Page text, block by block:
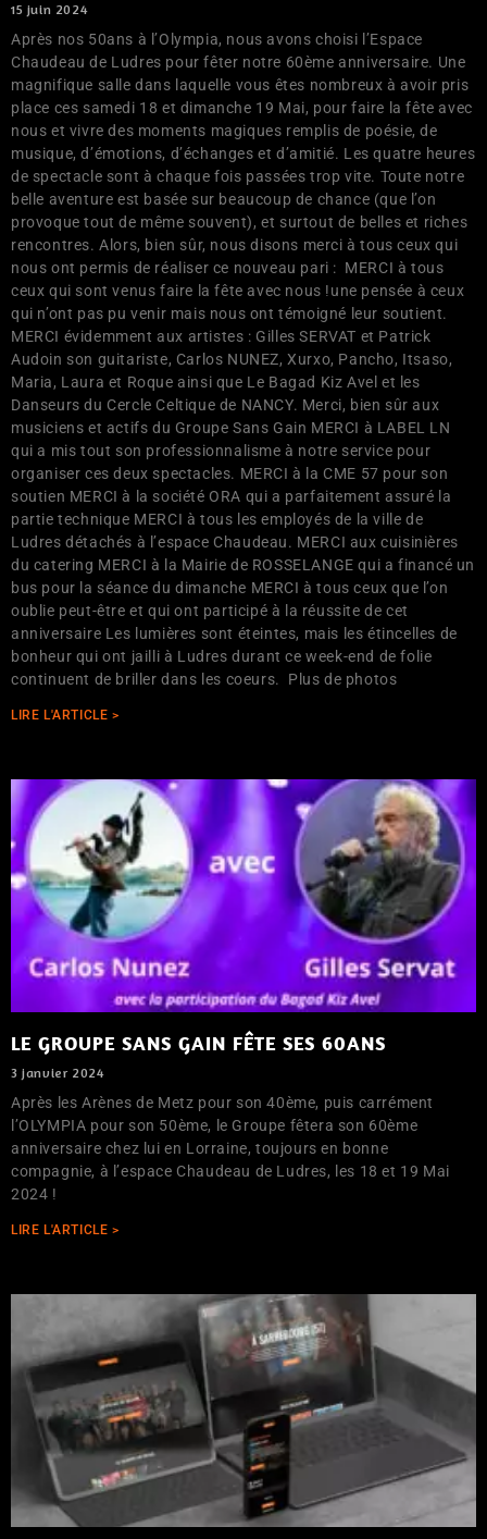
15 juin 2024
Après nos 50ans à l’Olympia, nous avons choisi l’Espace
Chaudeau de Ludres pour fêter notre 60ème anniversaire. Une
magnifique salle dans laquelle vous êtes nombreux à avoir pris
place ces samedi 18 et dimanche 19 Mai, pour faire la fête avec
nous et vivre des moments magiques remplis de poésie, de
musique, d’émotions, d’échanges et d’amitié. Les quatre heures
de spectacle sont à chaque fois passées trop vite. Toute notre
belle aventure est basée sur beaucoup de chance (que l’on
provoque tout de même souvent), et surtout de belles et riches
rencontres. Alors, bien sûr, nous disons merci à tous ceux qui
nous ont permis de réaliser ce nouveau pari : MERCI à tous
ceux qui sont venus faire la fête avec nous !une pensée à ceux
qui n’ont pas pu venir mais nous ont témoigné leur soutient.
MERCI évidemment aux artistes : Gilles SERVAT et Patrick
Audoin son guitariste, Carlos NUNEZ, Xurxo, Pancho, Itsaso,
Maria, Laura et Roque ainsi que Le Bagad Kiz Avel et les
Danseurs du Cercle Celtique de NANCY. Merci, bien sûr aux
musiciens et actifs du Groupe Sans Gain MERCI à LABEL LN
qui a mis tout son professionnalisme à notre service pour
organiser ces deux spectacles. MERCI à la CME 57 pour son
soutien MERCI à la société ORA qui a parfaitement assuré la
partie technique MERCI à tous les employés de la ville de
Ludres détachés à l’espace Chaudeau. MERCI aux cuisinières
du catering MERCI à la Mairie de ROSSELANGE qui a financé un
bus pour la séance du dimanche MERCI à tous ceux que l’on
oublie peut-être et qui ont participé à la réussite de cet
anniversaire Les lumières sont éteintes, mais les étincelles de
bonheur qui ont jailli à Ludres durant ce week-end de folie
continuent de briller dans les coeurs. Plus de photos
LIRE L'ARTICLE >
LE GROUPE SANS GAIN FÊTE SES 60ANS
3 janvier 2024
Après les Arènes de Metz pour son 40ème, puis carrément
l’OLYMPIA pour son 50ème, le Groupe fêtera son 60ème
anniversaire chez lui en Lorraine, toujours en bonne
compagnie, à l’espace Chaudeau de Ludres, les 18 et 19 Mai
2024 !
LIRE L'ARTICLE >